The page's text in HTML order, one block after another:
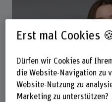
Anna Siemer
Erst mal Cookies
Dürfen wir Cookies auf
die Website-Navigation zu
Website-Nutzung zu
Marketing zu unterstützen?